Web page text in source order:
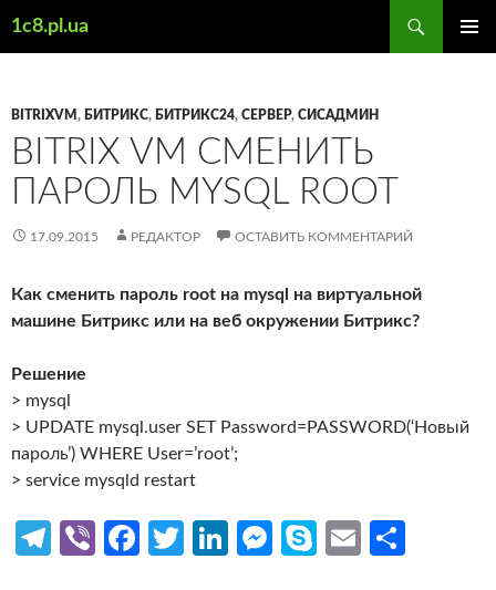
1c8.pl.ua
BITRIXVM , БИТРИКС, БИТРИКС24, СЕРВЕР, СИСАДМИН
BITRIX VM СМЕНИТЬ
ПАРОЛЬ MYSQL ROOT
17.09.2015 РЕДАКТОР ОСТАВИТЬ КОММЕНТАРИЙ
Как сменить пароль root на mysql на виртуальной
машине Битрикс или на веб окружении Битрикс?
Решение
> mysql
> UPDATE mysql.user SET Password=PASSWORD(‘Новый
пароль’) WHERE User=’root’;
> service mysqld restart
Te
Vi
Fa
T
Li
M
S
E